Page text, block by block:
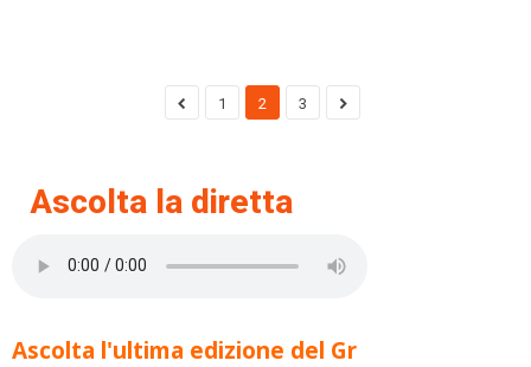
1 2 3
Ascolta la diretta
Ascolta l'ultima edizione del Gr